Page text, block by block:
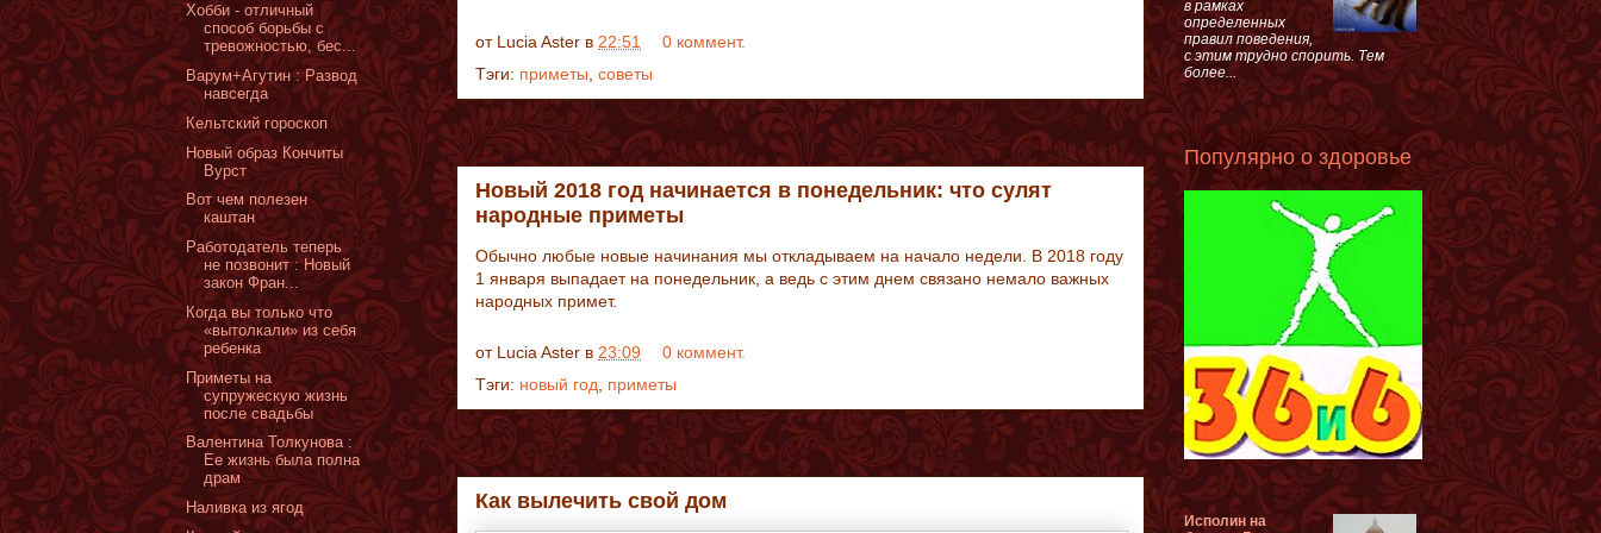
от Lucia Aster в 22:51
0 коммент.
Тэги: приметы советы
Новый 2018 год начинается в понедельник: что сулят
народные приметы
Обычно любые новые начинания мы откладываем на начало недели. В 2018 году
1 января выпадает на понедельник, а ведь с этим днем связано немало важных
народных примет.
от Lucia Aster в 23:09
0 коммент.
Тэги: новый год приметы
Как вылечить свой дом
Хобби - отличный
способ борьбы с
тревожностью, бес...
Варум+Агутин : Развод
навсегда
Кельтский гороскоп
Новый образ Кончиты
Вурст
Вот чем полезен
каштан
Работодатель теперь
не позвонит : Новый
закон Фран...
Когда вы только что
«вытолкали» из себя
ребенка
Приметы на
супружескую жизнь
после свадьбы
Валентина Толкунова :
Ее жизнь была полна
драм
Наливка из ягод
в рамках
определенных
правил поведения,
с этим трудно спорить. Тем
более...
Популярно о здоровье
Исполин на